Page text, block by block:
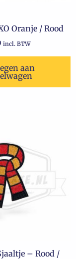
Oranje / Rood
incl. BTW
aan
– Rood /